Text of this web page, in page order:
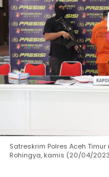
Satreskrim Polres Aceh
Rohingya, kamis (20/04/